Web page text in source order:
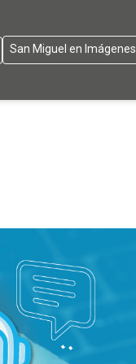
San Miguel en Imágenes